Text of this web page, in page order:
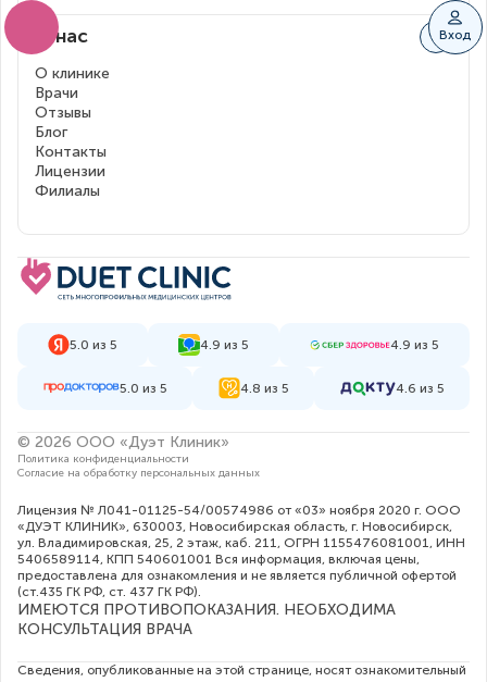
Вход
О нас
О клинике
Врачи
Отзывы
Блог
Контакты
Лицензии
Филиалы
5.0 из 5 4.9 из 5 4.9 из 5
5.0 из 5 4.8 из 5 4.6 из 5
© 2026 ООО «Дуэт Клиник»
Политика конфиденциальности
Согласие на обработку персональных данных
Лицензия № Л041-01125-54/00574986 от «03» ноября 2020 г. ООО
«ДУЭТ КЛИНИК», 630003, Новосибирская область, г. Новосибирск,
ул. Владимировская, 25, 2 этаж, каб. 211, ОГРН 1155476081001, ИНН
5406589114, КПП 540601001 Вся информация, включая цены,
предоставлена для ознакомления и не является публичной офертой
(ст.435 ГК РФ, cт. 437 ГК РФ).
ИМЕЮТСЯ ПРОТИВОПОКАЗАНИЯ. НЕОБХОДИМА
КОНСУЛЬТАЦИЯ ВРАЧА
Сведения, опубликованные на этой странице, носят ознакомительный